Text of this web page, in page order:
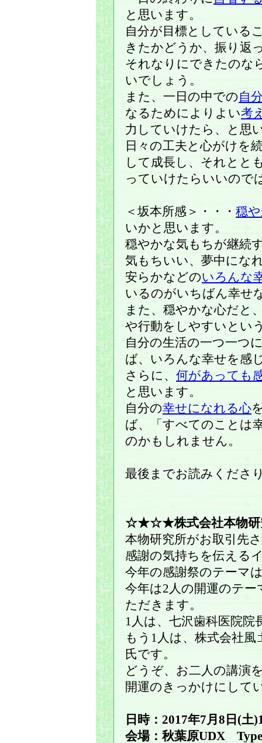
と思います。
自分が目標としている
きたかどうか、振り返
それなりにできたのな
いでしょう。
また、一日の中での自
なるためによりよい考
力していけたら、と思
日々の工夫と心がけを
して成長し、それとと
っていけたらいいので
＜坂本所感＞・・・ 穏
いかと思います。
穏やかな気もちが継続
気もちいい、夢中にな
安らかなどのいろんな
いるのがいちばん幸せ
また、穏やかな心だと
や行動をしやすいとい
自分の生活の一つ一つ
ば、いろんな幸せを感
さらに、 何があっても
と思います。
自分の幸せになれる心
ば、「すべてのことは
のかもしれません。
最後までお読みくださ
☆★☆★株式会社本物
本物研究所がお取引先
感謝の気持ちを伝える
今年の感謝祭のテーマ
今年は2人の開運のテ
ただきます。
1人は、七沢歯科医院院
もう1人は、株式会社
氏です。
どうぞ、お二人の講演
開運のきっかけにして
日時：2017年7月8日(土
会場：秋葉原UDX